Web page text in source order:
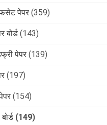
पेपर (359)
बोर्ड (143)
पेपर (139)
(197)
(154)
(149)